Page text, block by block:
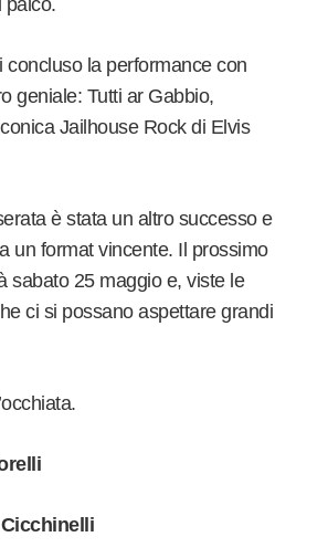
concluso la performance con
geniale: Tutti ar Gabbio,
Jailhouse Rock di Elvis
è stata un altro successo e
un format vincente. Il prossimo
sabato 25 maggio e, viste le
ci si possano aspettare grandi